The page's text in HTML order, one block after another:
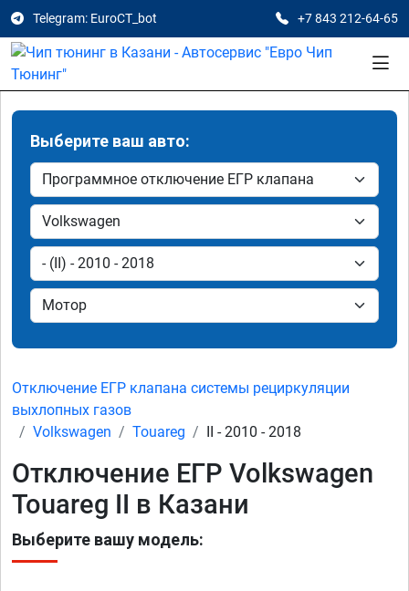
Telegram: EuroCT_bot +7 843 212-64-65
Выберите ваш авто:
Отключение ЕГР клапана системы рециркуляции
выхлопных газов
Volkswagen
Touareg II - 2010 - 2018
Отключение ЕГР Volkswagen
Touareg II в Казани
Выберите вашу модель: